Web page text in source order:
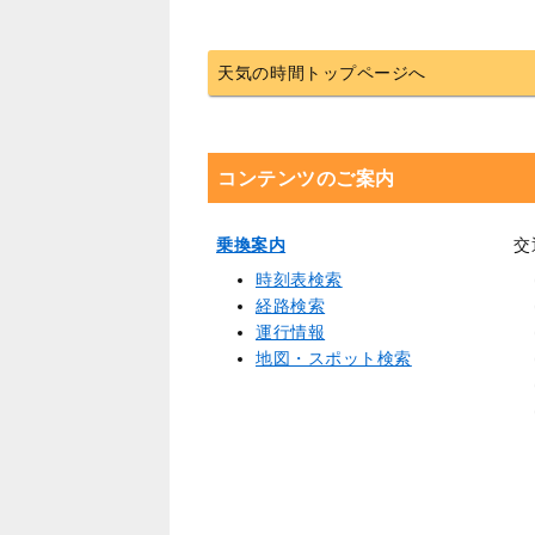
天気の時間トップページへ
コンテンツのご案内
乗換案内
時刻表検索
経路検索
運行情報
地図・スポット検索
交